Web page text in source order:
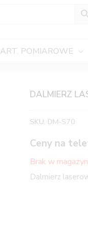
ART. POMIAROWE
DALMIERZ
SKU: DM-S70
Ceny na
Brak w
Dalmierz